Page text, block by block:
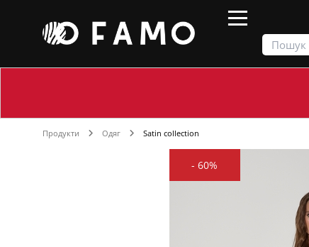
Продукти Одяг Satin collection
-60%